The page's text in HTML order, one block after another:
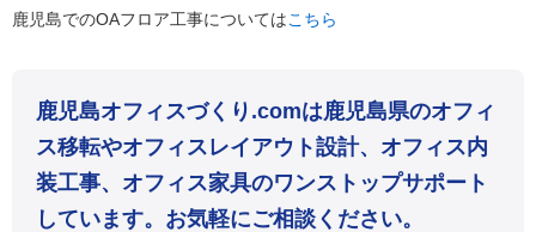
鹿児島でのOAフロア工事についてはこちら
鹿児島オフィスづくり.comは鹿児島県のオフィ
ス移転やオフィスレイアウト設計、オフィス内
装工事、オフィス家具のワンストップサポート
しています。お気軽にご相談ください。